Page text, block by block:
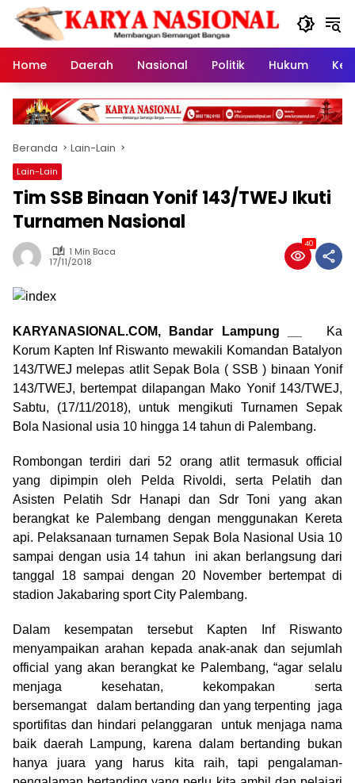
Langsung
konten
Home
Daerah Nasional Politik Hukum
Beranda Lain-Lain
Lain-Lain
Tim SSB Binaan Yonif 143/TWEJ Ikuti
Turnamen Nasional
1 Min Baca
17/11/2018
40
KARYANASIONAL.COM, Bandar Lampung __
Ka
Korum Kapten Inf Riswanto mewakili Komandan Batalyon
143/TWEJ melepas atlit Sepak Bola ( SSB ) binaan Yonif
143/TWEJ, bertempat dilapangan Mako Yonif 143/TWEJ,
Sabtu, (17/11/2018), untuk mengikuti Turnamen Sepak
Bola Nasional usia 10 hingga 14 tahun di Palembang.
Rombongan terdiri dari 52 orang atlit termasuk official
yang dipimpin oleh Pelda Rivoldi, serta Pelatih dan
Asisten Pelatih Sdr Hanapi dan Sdr Toni yang akan
berangkat ke Palembang dengan menggunakan Kereta
api. Pelaksanaan turnamen Sepak Bola Nasional Usia 10
sampai dengan usia 14 tahun ini akan berlangsung dari
tanggal 18 sampai dengan 20 November bertempat di
stadion Jakabaring sport City Palembang.
Dalam kesempatan tersebut Kapten Inf Riswanto
menyampaikan arahan kepada anak-anak dan sejumlah
official yang akan berangkat ke Palembang, “agar selalu
menjaga kesehatan, kekompakan serta
bersemangat dalam bertanding dan yang terpenting jaga
sportifitas dan hindari pelanggaran untuk menjaga nama
baik daerah Lampung, karena dalam bertanding bukan
hanya juara yang harus kita raih, tapi pengalaman-